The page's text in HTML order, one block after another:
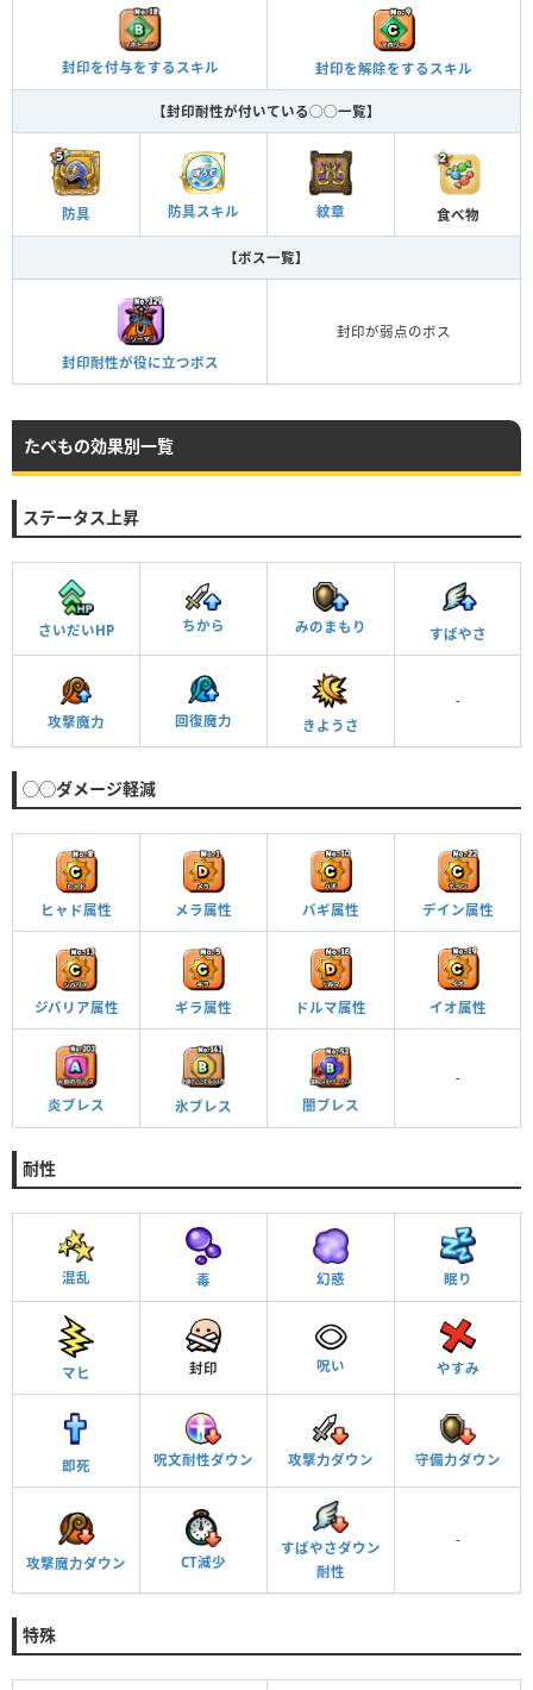
封印を付与をするスキル 封印を解除をするスキル
【封印耐性が付いている◯◯一覧】
防具 防具スキル 紋章 食べ物
【ボス一覧】
封印耐性が役に立つボス
封印が弱点のボス
たべもの効果別一覧
ステータス上昇
さいだいHP ちから みのまもり すばやさ
攻撃魔力 回復魔力 きようさ
-
◯◯ダメージ軽減
ヒャド属性 メラ属性 バギ属性 デイン属性
ジバリア属性 ギラ属性 ドルマ属性 イオ属性
炎ブレス 氷ブレス 闇ブレス
-
耐性
混乱 毒 幻惑 眠り
マヒ 封印 呪い やすみ
即死 呪文耐性ダウン 攻撃力ダウン 守備力ダウン
攻撃魔力ダウン CT減少
すばやさダウン
耐性
-
特殊